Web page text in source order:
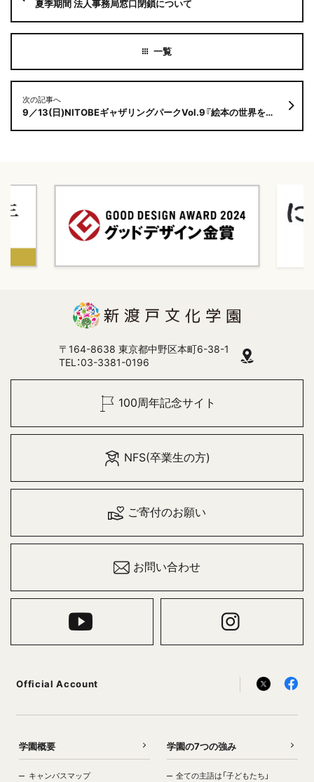
夏季期間 法人事務局窓口閉鎖について
次の記事へ
9／13(日)NITOBEギャザリングパークVol.9『絵本の世界を作ってみよう！』の開催が決定！！
〒164-8638 東京都中野区本町6-38-1
TEL：03-3381-0196
100周年記念サイト
NFS(卒業生の方)
ご寄付のお願い
お問い合わせ
Official Account
学園概要
キャンパスマップ
学園の7つの強み
全ての主語は「子どもたち」